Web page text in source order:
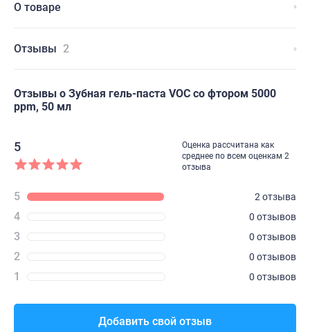
О товаре
Отзывы 2
Отзывы о Зубная гель-паста VOC со фтором 5000
ppm, 50 мл
5
Оценка рассчитана как
среднее по всем оценкам 2
отзыва
5 2 отзыва
4 0 отзывов
3 0 отзывов
2 0 отзывов
1 0 отзывов
Добавить свой отзыв